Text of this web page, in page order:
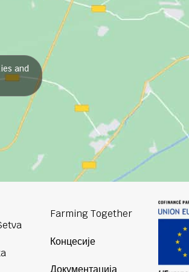
and
Farming Together
Концесије
Документација